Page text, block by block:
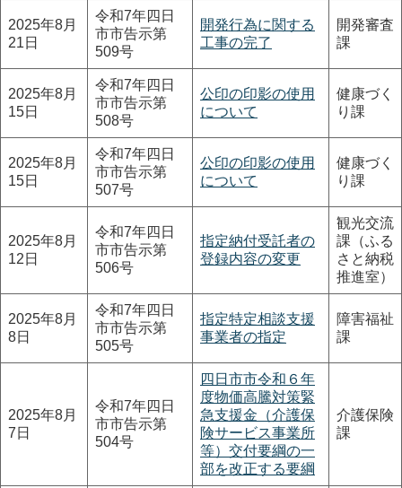
2025年8月
21日
令和7年四日
市市告示第
509号
開発行為に関する
工事の完了
開発審査
課
2025年8月
15日
令和7年四日
市市告示第
508号
公印の印影の使用
について
健康づく
り課
2025年8月
15日
令和7年四日
市市告示第
507号
公印の印影の使用
について
健康づく
り課
2025年8月
12日
令和7年四日
市市告示第
506号
指定納付受託者の
登録内容の変更
観光交流
課（ふる
さと納税
推進室）
2025年8月
8日
令和7年四日
市市告示第
505号
指定特定相談支援
事業者の指定
障害福祉
課
2025年8月
7日
令和7年四日
市市告示第
504号
四日市市令和６年
度物価高騰対策緊
急支援金（介護保
険サービス事業所
等）交付要綱の一
部を改正する要綱
介護保険
課